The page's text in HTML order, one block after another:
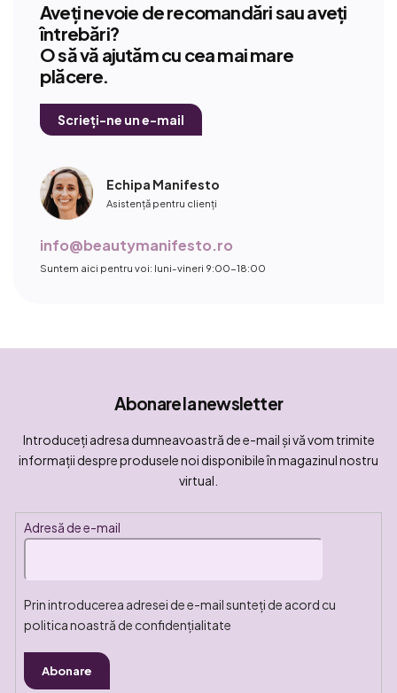
Aveți nevoie de recomandări sau aveți
întrebări?
O să vă ajutăm cu cea mai mare
plăcere.
Scrieți-ne un e-mail
Echipa Manifesto
Asistență pentru clienți
info@beautymanifesto.ro
Suntem aici pentru voi: luni-vineri 9:00-18:00
Abonare la newsletter
Introduceţi adresa dumneavoastră de e-mail şi vă vom trimite
informaţii despre produsele noi disponibile în magazinul nostru
virtual.
Adresă de e-mail
Prin introducerea adresei de e-mail sunteți de acord cu
politica noastră de confidențialitate
Abonare